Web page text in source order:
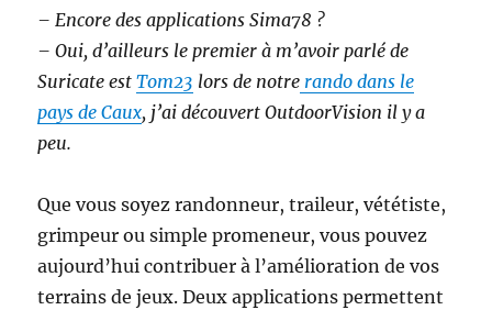
– Encore des applications Sima78 ?
– Oui, d’ailleurs le premier à m’avoir parlé de
Suricate estTom23 lors de notre rando dans le
pays de Caux, j’ai découvert OutdoorVision il y a
peu.
Que vous soyez randonneur, traileur, vététiste,
grimpeur ou simple promeneur, vous pouvez
aujourd’hui contribuer à l’amélioration de vos
terrains de jeux. Deux applications permettent